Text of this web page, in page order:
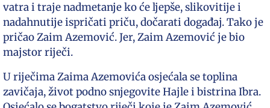
vatra i traje nadmetanje ko će ljepše, slikovitije i
nadahnutije ispričati priču, dočarati događaj. Tako je
pričao Zaim Azemović. Jer, Zaim Azemović je bio
majstor riječi.
U riječima Zaima Azemovića osjećala se toplina
zavičaja, život podno snjegovite Hajle i bistrina Ibra.